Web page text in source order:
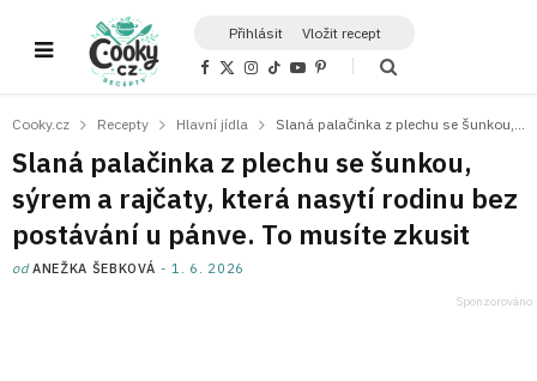
Přihlásit Vložit recept
F
b
o
k
X
i
r
)
I
a
a
m
T
o
Y
u
e
P
e
e
s
Cooky.cz Recepty Hlavní jídla
Slaná palačinka z plechu se šunkou,
sýrem a rajčaty, která nasytí rodinu bez
postávání u pánve. To musíte zkusit
odANEŽKA ŠEBKOVÁ 1. 6. 2026